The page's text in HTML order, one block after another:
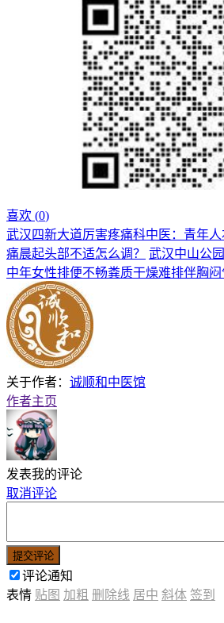
喜欢 (0)
武汉四新大道厉害疼痛科中医：青年
痛晨起头部不适怎么调？
武汉中山公
中年女性排便不畅粪质干燥难排伴胸闷
关于作者： 诚顺和中医馆
作者主页
发表我的评论
取消评论
提交评论
评论通知
表情 贴图 加粗 删除线 居中 斜体 签到